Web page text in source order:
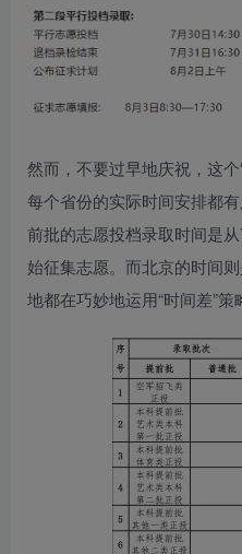
然而，不要过早地庆祝，这个
每个省份的实际时间安排都
前批的志愿投档录取时间是
始征集志愿。而北京的时间
地都在巧妙地运用“时间差”策